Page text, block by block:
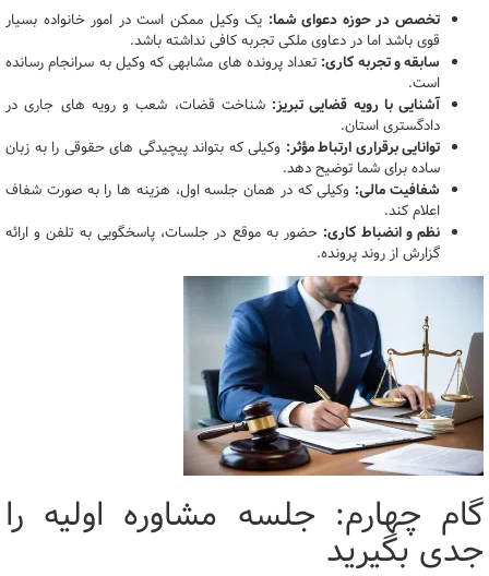
تخصص در حوزه دعوای شما: یک وکیل ممکن است در امور خانواده بسیار
قوی باشد اما در دعاوی ملکی تجربه کافی نداشته باشد.
سابقه و تجربه کاری: تعداد پرونده های مشابهی که وکیل به سرانجام رسانده
است.
آشنایی با رویه قضایی تبریز: شناخت قضات، شعب و رویه های جاری در
دادگستری استان.
توانایی برقراری ارتباط مؤثر: وکیلی که بتواند پیچیدگی های حقوقی را به زبان
ساده برای شما توضیح دهد.
شفافیت مالی: وکیلی که در همان جلسه اول، هزینه ها را به صورت شفاف
اعلام کند.
نظم و انضباط کاری: حضور به موقع در جلسات، پاسخگویی به تلفن و ارائه
گزارش از روند پرونده.
گام چهارم: جلسه مشاوره اولیه را
جدی بگیرید